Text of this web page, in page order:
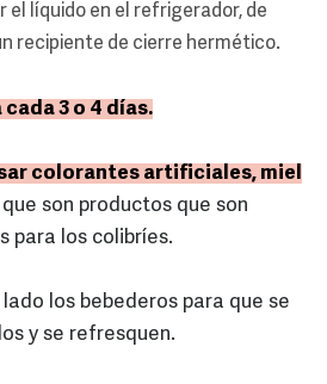
el líquido en el refrigerador, de
recipiente de cierre hermético.
3 o 4 días.
colorantes artificiales, miel
son productos que son
para los colibríes.
los bebederos para que se
y se refresquen.